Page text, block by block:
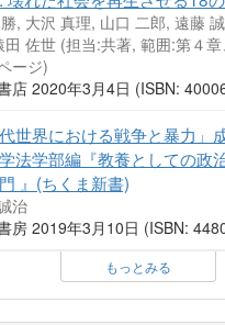
, 大沢 真理, 山口 二郎, 遠藤
田 佐世 (担当:共著, 範囲:第４章
ージ)
店 2020年3月4日 (ISBN:
代世界における戦争と暴力」
法学部編『教養としての政
』(ちくま新書)
治
房 2019年3月10日 (ISBN:
もっとみる